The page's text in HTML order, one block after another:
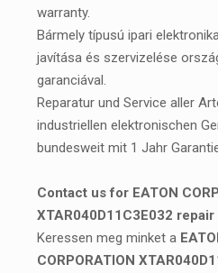
warranty.
Bármely típusú ipari
javítása és szervizelése
garanciával.
Reparatur und Service aller
industriellen elektronischen
bundesweit mit 1 Jahr
Contact us for EATON
XTAR040D11C3E032
Keressen meg minket a
CORPORATION